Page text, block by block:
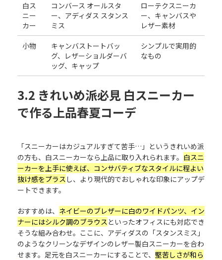
白ス
ニー
カー
コンバース オールスタ
ー、アディダス スタンス
ミス
ローテクスニーカ
ー、キャンバスや
レザー素材
小物
キャンバストートバッ
グ、レザーショルダーバ
ッグ、キャップ
シンプルで実用的
なもの
3.2 きれいめ派必見 白スニーカー
で作る上品春夏コーデ
「スニーカーはカジュアルすぎて苦手…」というきれいめ派
の方も、白スニーカーなら上品に取り入れられます。 白スニ
ーカーを上手に使えば、コンサバティブなスタイルに程よい
抜け感をプラス し、より現代的でおしゃれな印象にアップデ
ートできます。
おすすめは、 ネイビーのブレザーに白のワイドパンツ、イン
ナーにはシルク調のブラウスといったオフィスにも対応でき
そうな組み合わせ。ここに、アディダスの「スタンスミス」
のようなクリーンなデザインのレザー製白スニーカーを合わ
せます。足元を白スニーカーにすることで、 堅苦しさが和ら